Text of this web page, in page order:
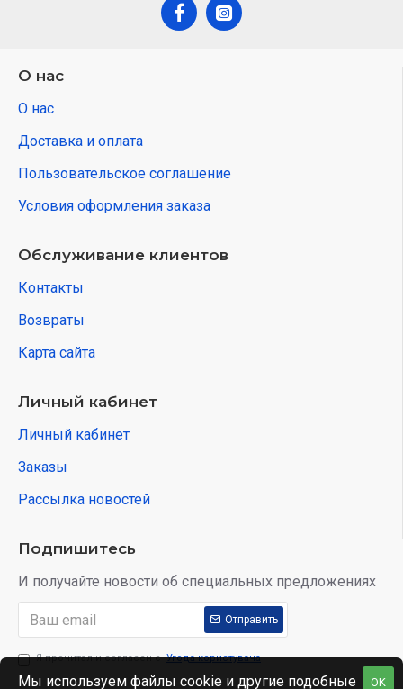
О нас
О нас
Доставка и оплата
Пользовательское соглашение
Условия оформления заказа
Обслуживание клиентов
Контакты
Возвраты
Карта сайта
Личный кабинет
Личный кабинет
Заказы
Рассылка новостей
Подпишитесь
И получайте новости об специальных предложениях
Отправить
Я прочитал и согласен с Угода користувача
OK
Мы используем файлы cookie и другие подобные